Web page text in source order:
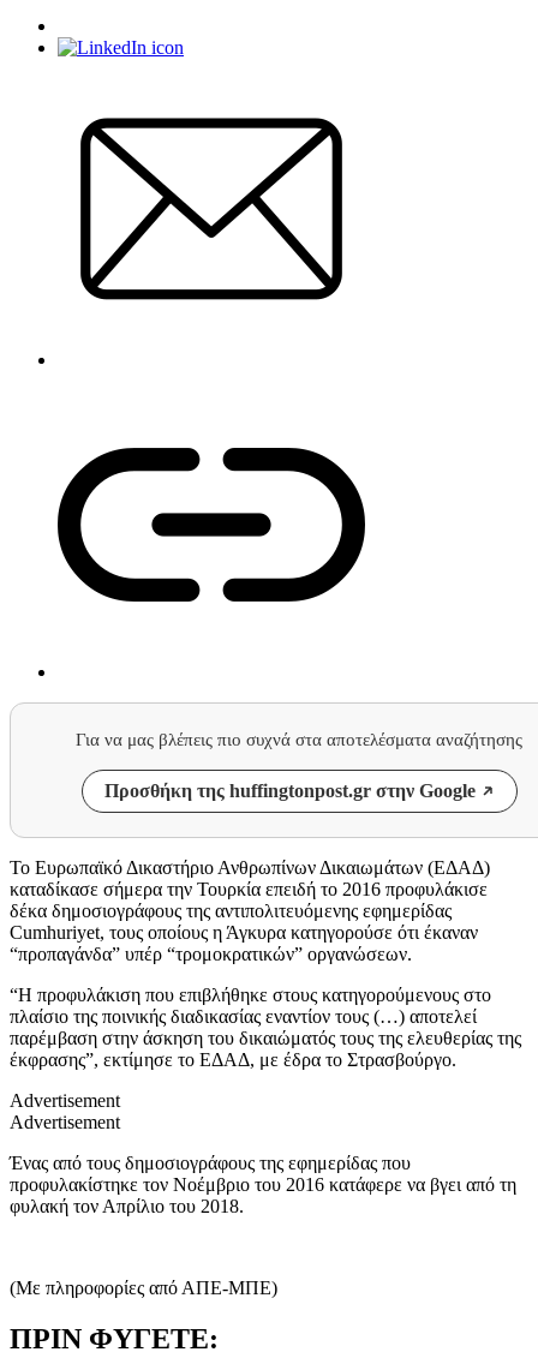
Για να μας βλέπεις πιο συχνά στα αποτελέσματα αναζήτησης
Προσθήκη της huffingtonpost.gr στην Google
Το Ευρωπαϊκό Δικαστήριο Ανθρωπίνων Δικαιωμάτων (ΕΔΑΔ)
καταδίκασε σήμερα την Τουρκία επειδή το 2016 προφυλάκισε
δέκα δημοσιογράφους της αντιπολιτευόμενης εφημερίδας
Cumhuriyet, τους οποίους η Άγκυρα κατηγορούσε ότι έκαναν
“προπαγάνδα” υπέρ “τρομοκρατικών” οργανώσεων.
“Η προφυλάκιση που επιβλήθηκε στους κατηγορούμενους στο
πλαίσιο της ποινικής διαδικασίας εναντίον τους (…) αποτελεί
παρέμβαση στην άσκηση του δικαιώματός τους της ελευθερίας της
έκφρασης”, εκτίμησε το ΕΔΑΔ, με έδρα το Στρασβούργο.
Advertisement
Advertisement
Ένας από τους δημοσιογράφους της εφημερίδας που
προφυλακίστηκε τον Νοέμβριο του 2016 κατάφερε να βγει από τη
φυλακή τον Απρίλιο του 2018.
(Με πληροφορίες από ΑΠΕ-ΜΠΕ)
ΠΡΙΝ ΦΥΓΕΤΕ: